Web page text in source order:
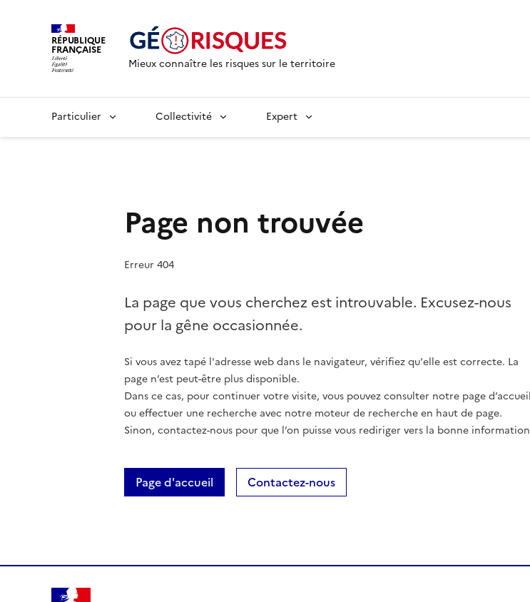
RÉPUBLIQUE
FRANÇAISE
Mieux connaître les risques sur le territoire
Particulier Collectivité Expert
Page non trouvée
Erreur 404
La page que vous cherchez est introuvable. Excusez-nous
pour la gêne occasionnée.
Si vous avez tapé l'adresse web dans le navigateur, vérifiez qu'elle est correcte. La
page n’est peut-être plus disponible.
Dans ce cas, pour continuer votre visite, vous pouvez consulter notre page
ou effectuer une recherche avec notre moteur de recherche en haut de page.
Sinon, contactez-nous pour que l’on puisse vous rediriger vers la bonne
Page d'accueil Contactez-nous